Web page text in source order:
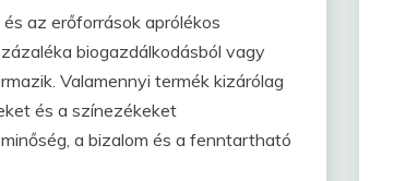
az erőforrások aprólékos
biogazdálkodásból vagy
Valamennyi termék kizárólag
és a színezékeket
a bizalom és a fenntartható